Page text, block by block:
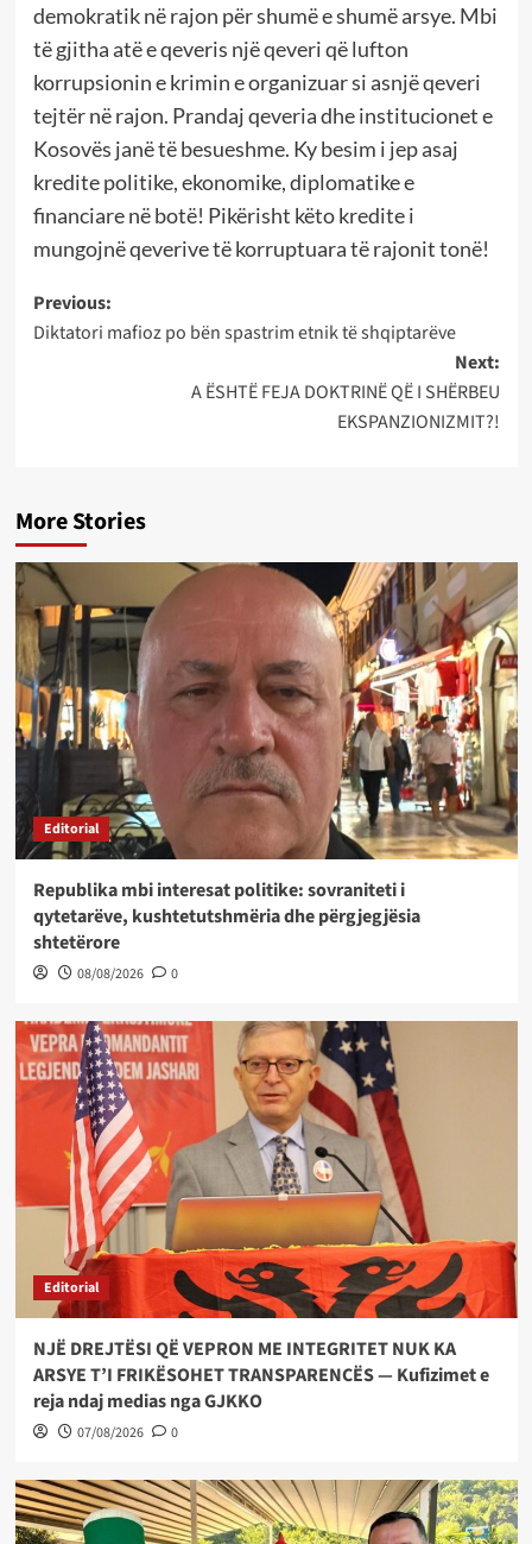
demokratik në rajon për shumë e shumë arsye. Mbi
të gjitha atë e qeveris një qeveri që lufton
korrupsionin e krimin e organizuar si asnjë qeveri
tejtër në rajon. Prandaj qeveria dhe institucionet e
Kosovës janë të besueshme. Ky besim i jep asaj
kredite politike, ekonomike, diplomatike e
financiare në botë! Pikërisht këto kredite i
mungojnë qeverive të korruptuara të rajonit tonë!
Post
navigation
Previous:
Diktatori mafioz po bën spastrim etnik të shqiptarëve
Next:
A ËSHTË FEJA DOKTRINË QË I SHËRBEU
EKSPANZIONIZMIT?!
More Stories
Editorial
Republika mbi interesat politike: sovraniteti i
qytetarëve, kushtetutshmëria dhe përgjegjësia
shtetërore
08/08/2026 0
Editorial
NJË DREJTËSI QË VEPRON ME INTEGRITET NUK KA
ARSYE T’I FRIKËSOHET TRANSPARENCËS — Kufizimet e
reja ndaj medias nga GJKKO
07/08/2026 0